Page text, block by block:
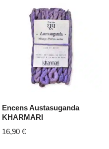
Encens Austasuganda
KHARMARI
16,90€